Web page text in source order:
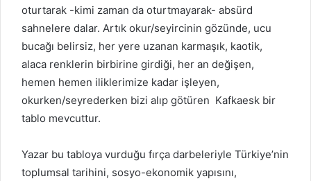
oturtarak -kimi zaman da oturtmayarak- absürd
sahnelere dalar. Artık okur/seyircinin gözünde, ucu
bucağı belirsiz, her yere uzanan karmaşık, kaotik,
alaca renklerin birbirine girdiği, her an değişen,
hemen hemen iliklerimize kadar işleyen,
okurken/seyrederken bizi alıp götüren Kafkaesk bir
tablo mevcuttur.
Yazar bu tabloya vurduğu fırça darbeleriyle Türkiye’nin
toplumsal tarihini, sosyo-ekonomik yapısını,